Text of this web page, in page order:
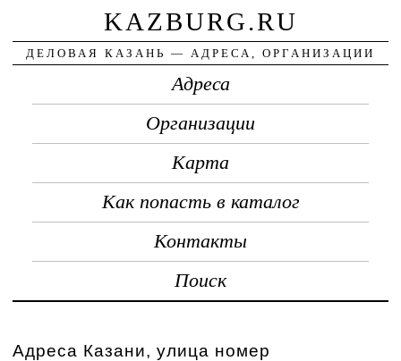
KAZBURG.RU
ДЕЛОВАЯ КАЗАНЬ — АДРЕСА, ОРГАНИЗАЦИИ
Адреса
Организации
Карта
Как попасть в каталог
Контакты
Поиск
Адреса Казани, улица номер